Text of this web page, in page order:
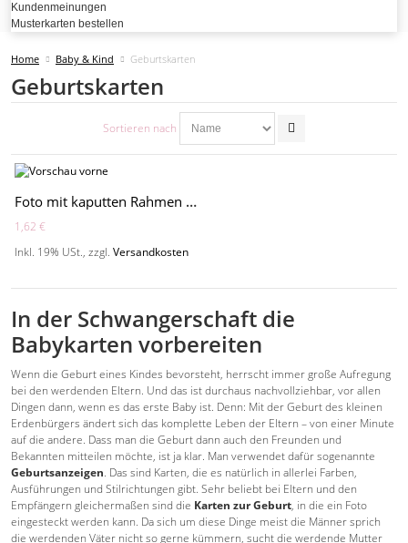
Kundenmeinungen
Musterkarten bestellen
Home Baby & Kind Geburtskarten
Geburtskarten
Sortieren nach
Foto mit kaputten Rahmen - MO2007
1,62 €
Inkl. 19% USt.,zzgl.Versandkosten
In der Schwangerschaft die
Babykarten vorbereiten
Wenn die Geburt eines Kindes bevorsteht, herrscht immer große Aufregung
bei den werdenden Eltern. Und das ist durchaus nachvollziehbar, vor allen
Dingen dann, wenn es das erste Baby ist. Denn: Mit der Geburt des kleinen
Erdenbürgers ändert sich das komplette Leben der Eltern – von einer Minute
auf die andere. Dass man die Geburt dann auch den Freunden und
Bekannten mitteilen möchte, ist ja klar. Man verwendet dafür sogenannte
Geburtsanzeigen. Das sind Karten, die es natürlich in allerlei Farben,
Ausführungen und Stilrichtungen gibt. Sehr beliebt bei Eltern und den
Empfängern gleichermaßen sind die Karten zur Geburt, in die ein Foto
eingesteckt werden kann. Da sich um diese Dinge meist die Männer sprich
die werdenden Väter nicht so gerne kümmern, sucht die werdende Mutter